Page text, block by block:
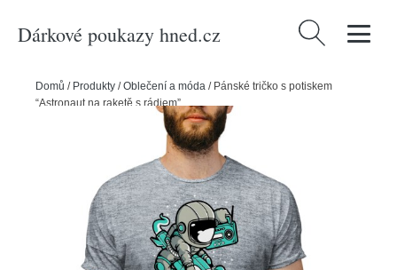
Dárkové poukazy hned.cz Vyhledávání
Domů / Produkty /Oblečení a móda / Pánské tričko s potiskem
“Astronaut na raketě s rádiem”